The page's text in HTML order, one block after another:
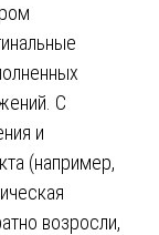
С
и
(например,
возросли,